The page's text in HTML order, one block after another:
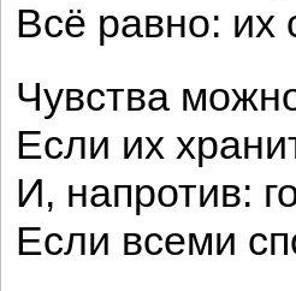
Всё равно: их
Чувства
Если их
И, напротив:
Если всеми